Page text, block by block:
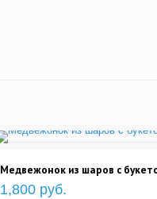
Медвежонок из шаров с
1,800 руб.